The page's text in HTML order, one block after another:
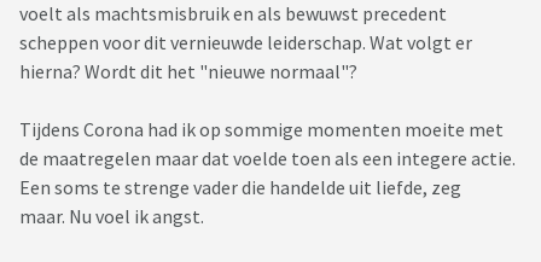
voelt als machtsmisbruik en als bewuwst precedent
scheppen voor dit vernieuwde leiderschap. Wat volgt er
hierna? Wordt dit het "nieuwe normaal"?
Tijdens Corona had ik op sommige momenten moeite met
de maatregelen maar dat voelde toen als een integere actie.
Een soms te strenge vader die handelde uit liefde, zeg
maar. Nu voel ik angst.